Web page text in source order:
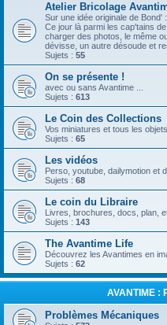
Atelier Bricolage
Sur une idée originale de Bond' :
Ce jour là parmi les cap'tains
charger des photos, le même
dévisse, un autre désoude et
Sujets : 55
On se présente !
avec ou sans Avantime ...
Sujets : 613
Le Coin des Collections
Vos miniatures et tous les
Sujets : 65
Les vidéos
Perso, youtube, dailymotion et
Sujets : 68
Le coin du Libraire
Livres, brochures, docs, plan,
Sujets : 143
The Avantime Life
Découvrez les Avantimes en
Sujets : 62
AVANTIME :
Problèmes Mécaniques